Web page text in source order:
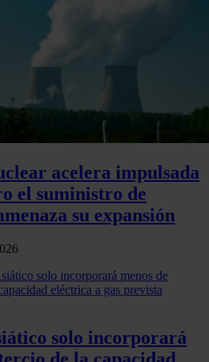
acelera impulsada
el suministro de
su expansión
solo incorporará